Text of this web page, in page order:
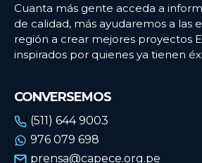
COLOMBIA
ECUADOR
URUGUAY
VENEZUELA
COLOMBIA
ECUADOR
URUGUAY
VENEZUELA
Cuanta más gente acceda a
de calidad, más ayudaremos a las
región a crear mejores proyectos
inspirados por quienes ya tienen
CONVERSEMOS
(511) 644 9003
976 079 698
prensa@capece.org.pe